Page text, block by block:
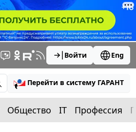
Войти Eng
Перейти в систему ГАРАНТ
Общество IT Профессия